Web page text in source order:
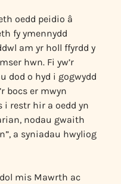
oedd peidio â
fy ymennydd
am yr holl ffyrdd y
hwn. Fi yw’r
dod o hyd i gogwydd
bocs er mwyn
i restr hir a oedd yn
nodau gwaith
a syniadau hwyliog
mis Mawrth ac